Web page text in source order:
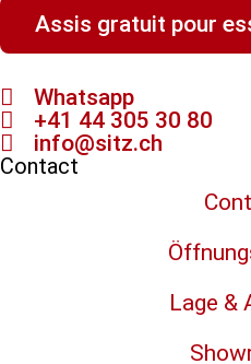
Assis gratuit pour
Whatsapp
+41 44 305 30 80
info@sitz.ch
Contact
Lage &